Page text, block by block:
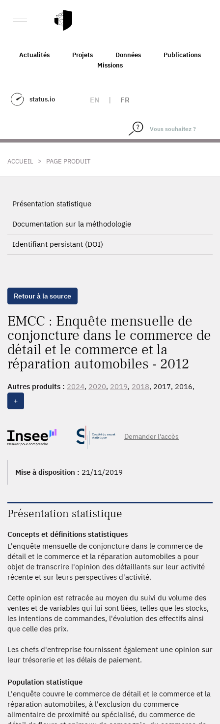
Actualités Projets Données
Publications
Missions
status.io EN | FR
ACCUEIL > PAGE PRODUIT
Présentation statistique
Documentation sur la méthodologie
Identifiant persistant (DOI)
Retour à la source
EMCC : Enquête mensuelle de
conjoncture dans le commerce de
détail et le commerce et la
réparation automobiles - 2012
Autres produits : 2024, 2020, 2019, 2018, 2017, 2016,
2015
+
Demander l'accès
Mise à disposition : 21/11/2019
Présentation statistique
Concepts et définitions statistiques
L'enquête mensuelle de conjoncture dans le commerce de
détail et le commerce et la réparation automobiles a pour
objet de transcrire l'opinion des détaillants sur leur activité
récente et sur leurs perspectives d'activité.
Cette opinion est retracée au moyen du suivi du volume des
ventes et de variables qui lui sont liées, telles que les stocks,
les intentions de commandes, l'évolution des effectifs ainsi
que celle des prix.
Les chefs d'entreprise fournissent également une opinion sur
leur trésorerie et les délais de paiement.
Population statistique
L'enquête couvre le commerce de détail et le commerce et la
réparation automobiles, à l'exclusion du commerce
alimentaire de proximité ou spécialisé, du commerce de